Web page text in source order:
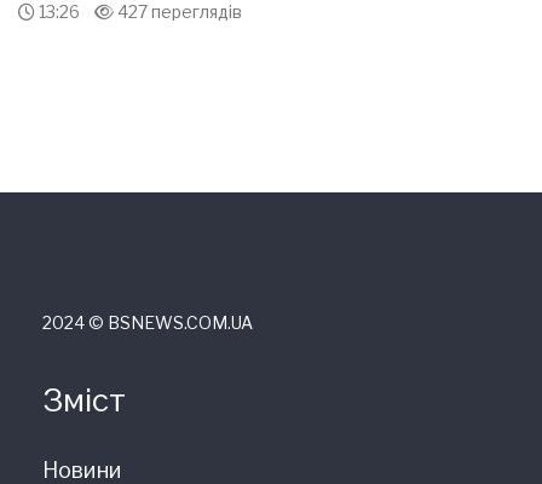
13:26 427 переглядів
2024 © ВSNEWS.COM.UA
Зміст
Новини